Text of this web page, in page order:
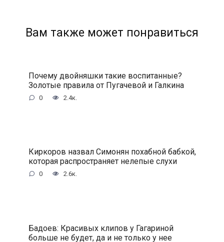
Вам также может понравиться
Почему двойняшки такие воспитанные?
Золотые правила от Пугачевой и Галкина
0 2.4к.
Киркоров назвал Симонян похабной бабкой,
которая распространяет нелепые слухи
0 2.6к.
Бадоев: Красивых клипов у Гагариной
больше не будет, да и не только у нее